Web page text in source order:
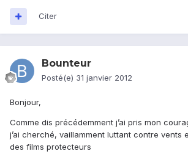
Citer
Bounteur
Posté(e) 31 janvier 2012
Bonjour,
Comme dis précédemment j’ai pris mon
j’ai cherché, vaillamment luttant contre vents
des films protecteurs